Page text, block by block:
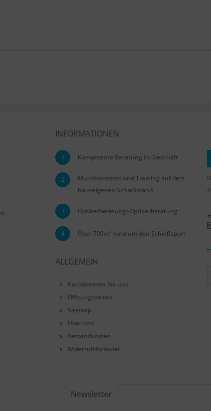
INFORMATIONEN
1 Kompetente Beratung im Geschäft
2
Munitionstests und Training auf dem
hauseigenen Schießstand
3 Optikerberatung>Optikerberatung
4 Über 700m² rund um den Schießsport
ALLGEMEIN
Kontaktieren Sie uns
Öffnungszeiten
Sitemap
Über uns
Versandkosten
Widerrufsformular
Newsletter